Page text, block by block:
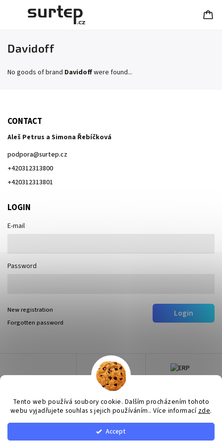
Tento web používá soubory cookie. Dalším procházením tohoto
webu vyjadřujete souhlas s jejich používáním.. Více informací zde.
Accept
Davidoff
No goods of brand Davidoffwere found...
CONTACT
Aleš Petrus a Simona Řebíčková
podpora@surtep.cz
+420312313800
+420312313801
LOGIN
E-mail
Password
Login
New registration
Forgotten password
Copyright 2026Surtep. All rights reserved.